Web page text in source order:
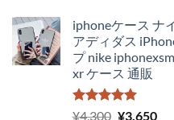
iphoneケース ナ
アディダス
プ nike
xr ケース 通販
5段階中
¥4,300 元
¥3,650現